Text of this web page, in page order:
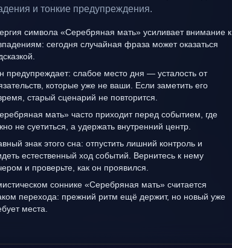
и тонкие предупреждения.
символа «Серебряная мать» усиливает внимание к
сегодня случайная фраза может оказаться
предупреждает: слабое место дня — усталость от
которые уже не ваши. Если заметить его
старый сценарий не повторится.
мать» часто приходит перед событием, где
не суетиться, а удержать внутренний центр.
знак этого сна: отпустить лишний контроль и
естественный ход событий. Вернитесь к нему
и проверьте, как он проявился.
соннике «Серебряная мать» считается
перехода: прежний ритм ещё держит, но новый уже
места.